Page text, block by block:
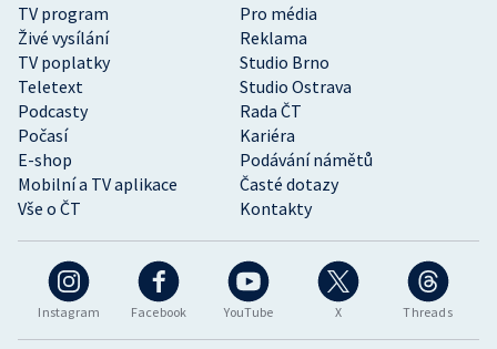
Instagram Facebook YouTube X Threads
TV program
Pro média
Živé vysílání
Reklama
TV poplatky
Studio Brno
Teletext
Studio Ostrava
Podcasty
Rada ČT
Počasí
Kariéra
E-shop
Podávání námětů
Mobilní a TV aplikace
Časté dotazy
Vše o ČT
Kontakty